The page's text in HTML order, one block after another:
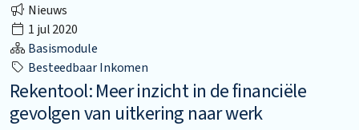
Nieuws
1 jul 2020
Basismodule
Besteedbaar Inkomen
Rekentool: Meer inzicht in de financiële
gevolgen van uitkering naar werk